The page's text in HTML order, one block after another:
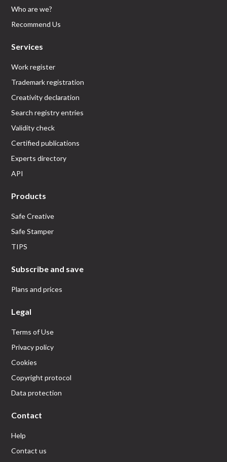
Who are we?
Recommend Us
Services
Work register
Trademark registration
Creativity declaration
Search registry entries
Validity check
Certified publications
Experts directory
API
Products
Safe Creative
Safe Stamper
TIPS
Subscribe and save
Plans and prices
Legal
Terms of Use
Privacy policy
Cookies
Copyright protocol
Data protection
Contact
Help
Contact us